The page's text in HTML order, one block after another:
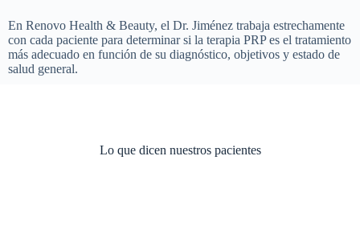
En Renovo Health & Beauty, el Dr. Jiménez trabaja estrechamente
con cada paciente para determinar si la terapia PRP es el tratamiento
más adecuado en función de su diagnóstico, objetivos y estado de
salud general.
Lo que dicen nuestros pacientes